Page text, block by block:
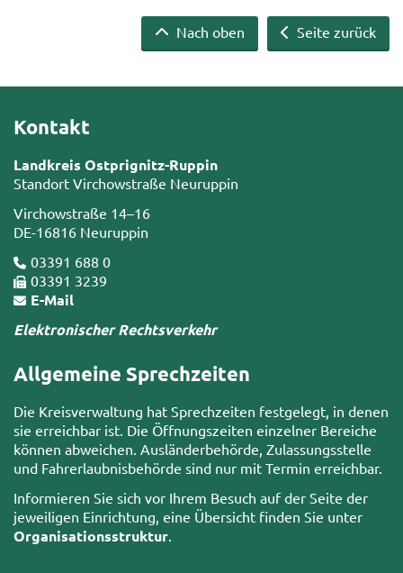
Seite zurück
Nach oben
Kontakt
Landkreis Ostprignitz-Ruppin
Standort Virchowstraße Neuruppin
Virchowstraße 14–16
DE-16816 Neuruppin
03391 688 0
03391 3239
E-Mail
Elektronischer Rechtsverkehr
Allgemeine Sprechzeiten
Die Kreisverwaltung hat Sprechzeiten festgelegt, in denen
sie erreichbar ist. Die Öffnungszeiten einzelner Bereiche
können abweichen. Ausländerbehörde, Zulassungsstelle
und Fahrerlaubnisbehörde sind nur mit Termin erreichbar.
Informieren Sie sich vor Ihrem Besuch auf der Seite der
jeweiligen Einrichtung, eine Übersicht finden Sie unter
Organisationsstruktur